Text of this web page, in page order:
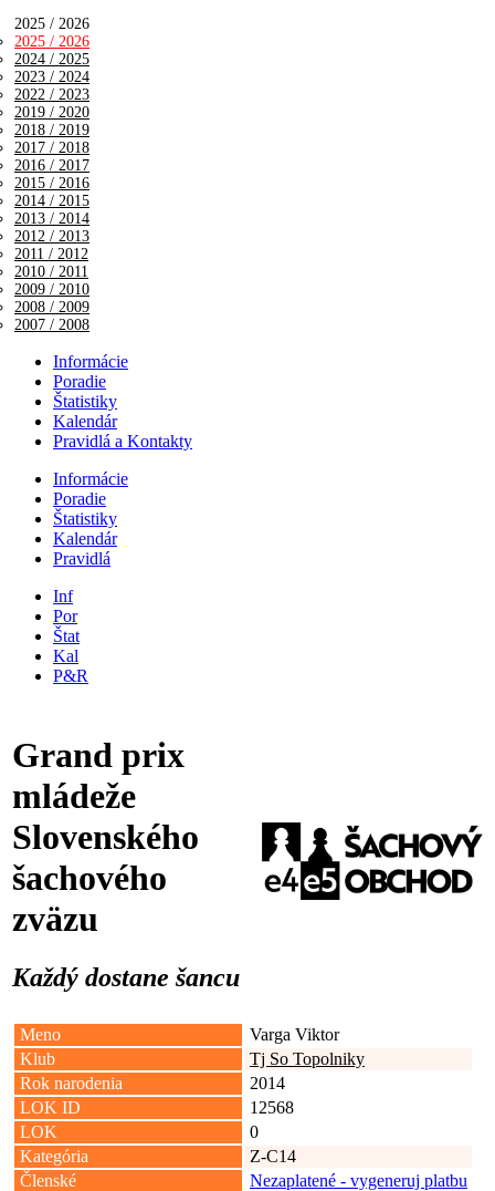
2025 / 2026
2025 / 2026
2024 / 2025
2023 / 2024
2022 / 2023
2019 / 2020
2018 / 2019
2017 / 2018
2016 / 2017
2015 / 2016
2014 / 2015
2013 / 2014
2012 / 2013
2011 / 2012
2010 / 2011
2009 / 2010
2008 / 2009
2007 / 2008
Informácie
Poradie
Štatistiky
Kalendár
Pravidlá a Kontakty
Informácie
Poradie
Štatistiky
Kalendár
Pravidlá
Inf
Por
Štat
Kal
P&R
Grand prix
mládeže
Slovenského
šachového
zväzu
Každý dostane šancu
Meno
Varga Viktor
Klub
Tj So Topolniky
Rok narodenia
2014
LOK ID
12568
LOK
0
Kategória
Z-C14
Členské
Nezaplatené - vygeneruj platbu